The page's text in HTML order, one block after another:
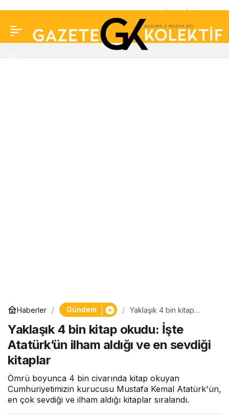
Haberler Gündem
Yaklaşık 4 bin kitap
ilham aldığı ve en sevdiği
kitaplar
Yaklaşık 4 bin kitap okudu: İşte
Atatürk’ün ilham aldığı ve en sevdiği
kitaplar
Ömrü boyunca 4 bin civarında kitap okuyan
Cumhuriyetimizin kurucusu Mustafa Kemal Atatürk'ün,
en çok sevdiği ve ilham aldığı kitaplar sıralandı.
Bakanlığı’ndan